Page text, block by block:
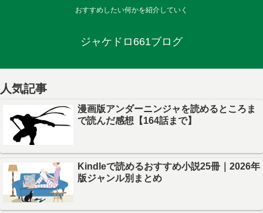
おすすめしたい何かを紹介していく
ジャケドロ661ブログ
人気記事
漫画版アンダーニンジャを読めるところま
で読んだ感想【164話まで】
Kindleで読めるおすすめ小説25冊｜2026年
版ジャンル別まとめ